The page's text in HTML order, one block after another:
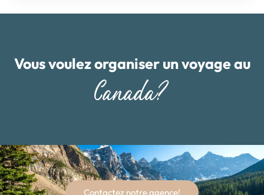
Vous voulez organiser un voyage au
Canada?
Contactez notre agence!